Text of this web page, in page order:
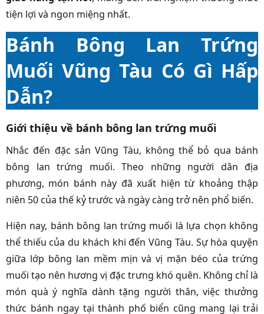
tiện lợi và ngon miệng nhất.
Bánh Bông Lan Trứng
Muối Vũng Tàu Có Gì Hấp
Dẫn?
Giới thiệu về bánh bông lan trứng muối
Nhắc đến đặc sản Vũng Tàu, không thể bỏ qua bánh
bông lan trứng muối. Theo những người dân địa
phương, món bánh này đã xuất hiện từ khoảng thập
niên 50 của thế kỷ trước và ngày càng trở nên phổ biến.
Hiện nay, bánh bông lan trứng muối là lựa chọn không
thể thiếu của du khách khi đến Vũng Tàu. Sự hòa quyện
giữa lớp bông lan mềm mịn và vị mặn béo của trứng
muối tạo nên hương vị đặc trưng khó quên. Không chỉ là
món quà ý nghĩa dành tặng người thân, việc thưởng
thức bánh ngay tại thành phố biển cũng mang lại trải